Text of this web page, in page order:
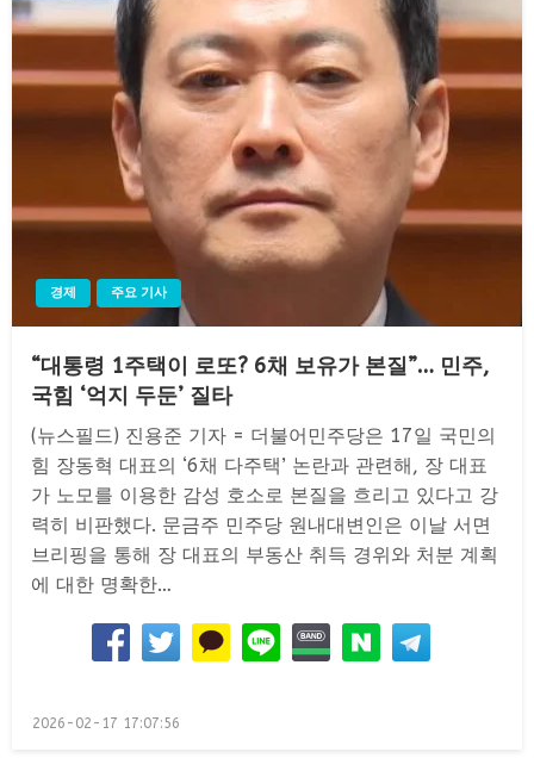
경제 주요 기사
“대통령 1주택이 로또? 6채 보유가 본질”… 민주,
국힘 ‘억지 두둔’ 질타
(뉴스필드) 진용준 기자 = 더불어민주당은 17일 국민의
힘 장동혁 대표의 ‘6채 다주택’ 논란과 관련해, 장 대표
가 노모를 이용한 감성 호소로 본질을 흐리고 있다고 강
력히 비판했다. 문금주 민주당 원내대변인은 이날 서면
브리핑을 통해 장 대표의 부동산 취득 경위와 처분 계획
에 대한 명확한…
Posted
2026-02-17 17:07:56